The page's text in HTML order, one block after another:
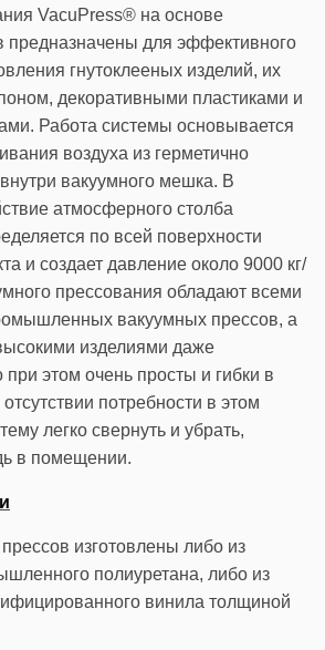
VacuPress® на основе
предназначены для эффективного
гнутоклееных изделий, их
декоративными пластиками и
Работа системы основывается
воздуха из герметично
вакуумного мешка. В
атмосферного столба
по всей поверхности
и создает давление около 9000 кг/
прессования обладают всеми
вакуумных прессов, а
изделиями даже
при этом очень просты и гибки в
потребности в этом
легко свернуть и убрать,
в помещении.
изготовлены либо из
полиуретана, либо из
винила толщиной